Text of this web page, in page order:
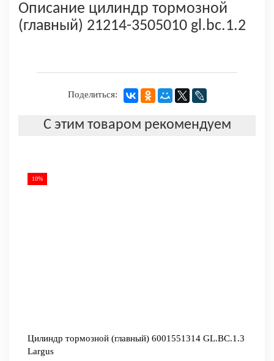
Описание цилиндр тормозной
(главный) 21214-3505010 gl.bc.1.2
Поделиться:
С этим товаром рекомендуем
10%
Цилиндр тормозной (главный) 6001551314 GL.BC.1.3
Largus